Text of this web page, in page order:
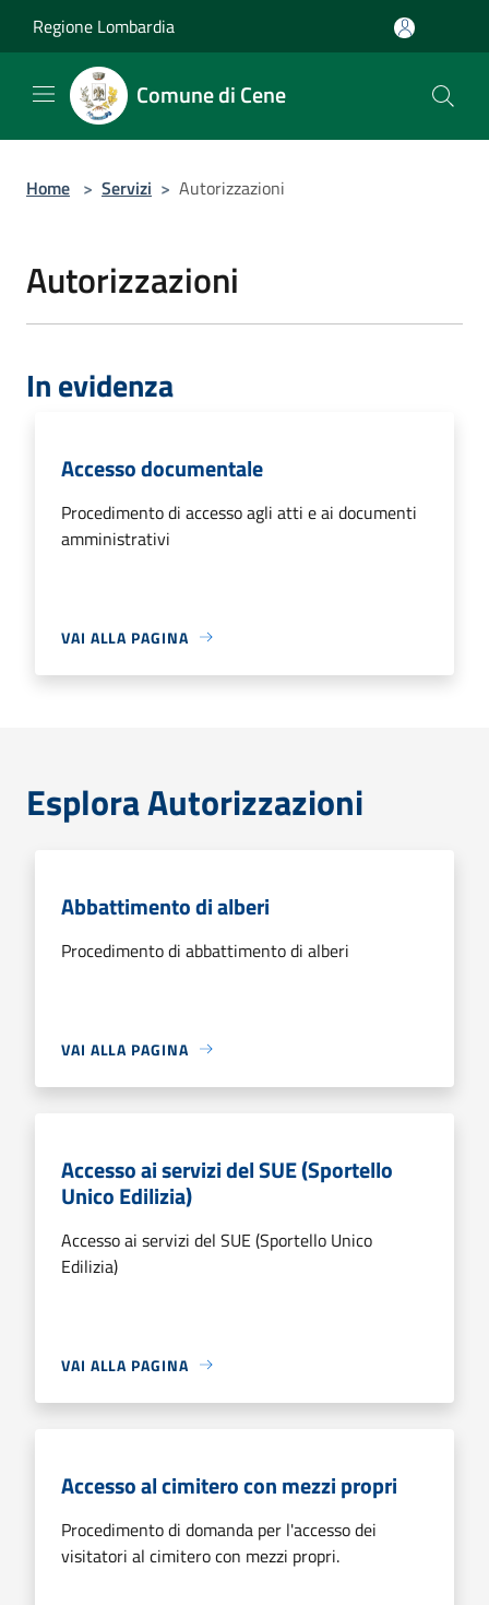
Regione Lombardia
Comune di Cene
Home > Servizi > Autorizzazioni
Autorizzazioni
In evidenza
Accesso documentale
Procedimento di accesso agli atti e ai documenti
amministrativi
VAI ALLA PAGINA
Esplora Autorizzazioni
Abbattimento di alberi
Procedimento di abbattimento di alberi
VAI ALLA PAGINA
Accesso ai servizi del SUE (Sportello
Unico Edilizia)
Accesso ai servizi del SUE (Sportello Unico
Edilizia)
VAI ALLA PAGINA
Accesso al cimitero con mezzi propri
Procedimento di domanda per l'accesso dei
visitatori al cimitero con mezzi propri.